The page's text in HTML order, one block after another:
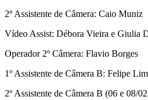
2º Assistente de Câmera: Caio Muniz
Vídeo Assist: Débora Vieira e Giulia
Operador 2º Câmera: Flavio Borges
1º Assistente de Câmera B: Felipe
2º Assistente de Câmera B (06 e 08/